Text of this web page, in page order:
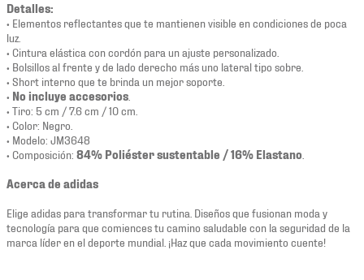
Detalles:
• Elementos reflectantes que te mantienen visible en condiciones de poca
luz.
• Cintura elástica con cordón para un ajuste personalizado.
• Bolsillos al frente y de lado derecho más uno lateral tipo sobre.
• Short interno que te brinda un mejor soporte.
• No incluye accesorios
• Tiro: 5 cm / 7.6 cm / 10 cm.
• Color: Negro.
• Modelo: JM3648
• Composición: 84% Poliéster sustentable / 16% Elastano
Acerca de adidas
Elige adidas para transformar tu rutina. Diseños que fusionan moda y
tecnología para que comiences tu camino saludable con la seguridad de la
marca líder en el deporte mundial. ¡Haz que cada movimiento cuente!